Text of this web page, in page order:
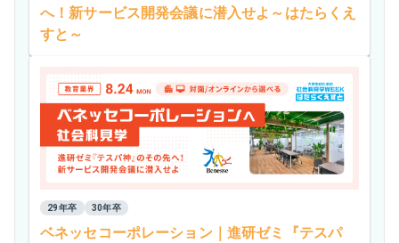
へ！新サービス開発会議に潜入せよ～はたらくえ
すと～
29年卒 30年卒
ベネッセコーポレーション｜進研ゼミ『テスパ